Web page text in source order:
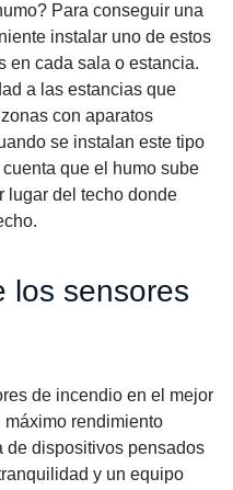
Para conseguir una
instalar uno de estos
en cada sala o estancia.
a las estancias que
con aparatos
se instalan este tipo
que el humo sube
lugar del techo donde
los sensores
de incendio en el mejor
rendimiento
de dispositivos pensados
y un equipo